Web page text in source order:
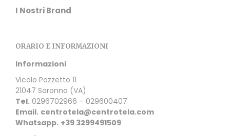
I Nostri Brand
ORARIO E INFORMAZIONI
Informazioni
Vicolo Pozzetto 11
21047 Saronno (VA)
Tel. 0296702966 – 029600407
Email. centrotela@centrotela.com
Whatsapp. +39 3299491509